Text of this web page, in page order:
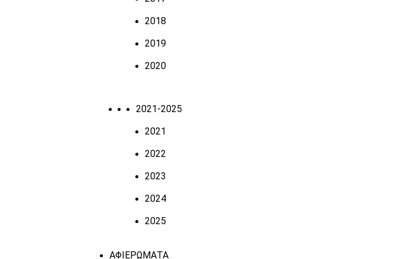
2018
2019
2020
2021-2025
2021
2022
2023
2024
2025
ΑΦΙΕΡΩΜΑΤΑ